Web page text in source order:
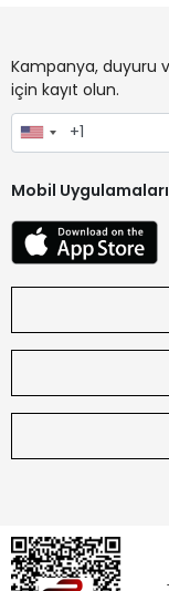
Kampanya, duyuru
için kayıt olun.
Mobil